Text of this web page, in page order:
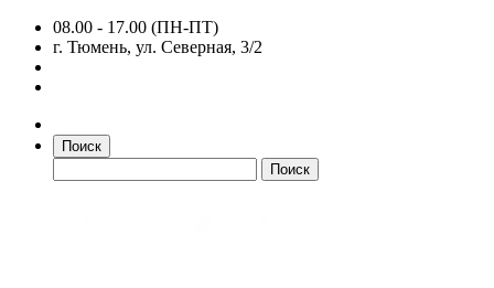
08.00 - 17.00 (ПН-ПТ)
г. Тюмень, ул. Северная, 3/2
Поиск